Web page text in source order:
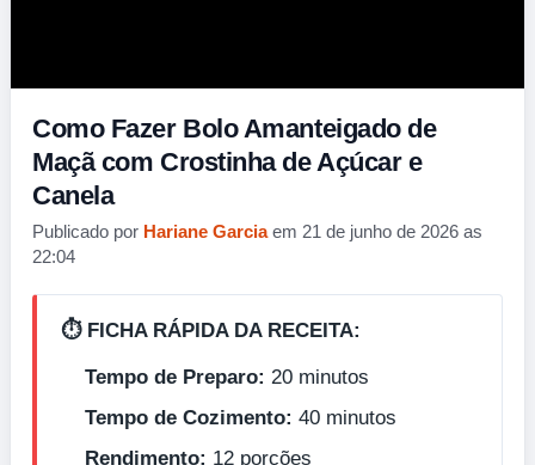
Como Fazer Bolo Amanteigado de
Maçã com Crostinha de Açúcar e
Canela
Publicado por Hariane Garciaem 21 de junho de 2026 as
22:04
⏱️ FICHA RÁPIDA DA RECEITA:
Tempo de Preparo: 20 minutos
Tempo de Cozimento: 40 minutos
Rendimento: 12 porções